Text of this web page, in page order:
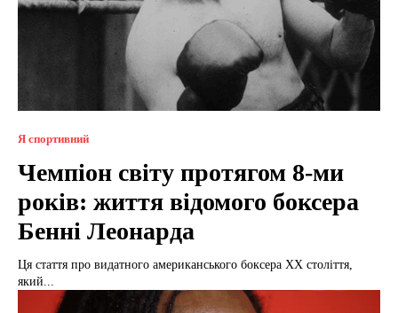
Я спортивний
Чемпіон світу протягом 8-ми
років: життя відомого боксера
Бенні Леонарда
Ця стаття про видатного американського боксера XX століття,
який...